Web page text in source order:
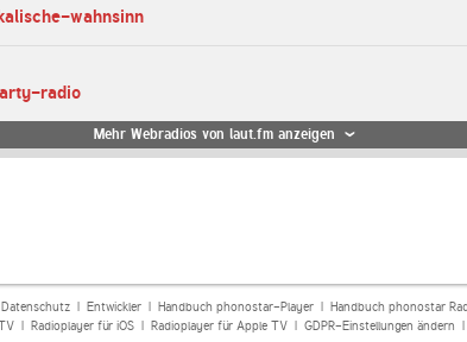
wahnsinn
radio
Mehr Webradios von laut.fm anzeigen
Datenschutz| Entwickler| Handbuch phonostar-Player| Handbuch phonostar
| Radioplayer für iOS| Radioplayer für Apple TV| GDPR-Einstellungen ändern